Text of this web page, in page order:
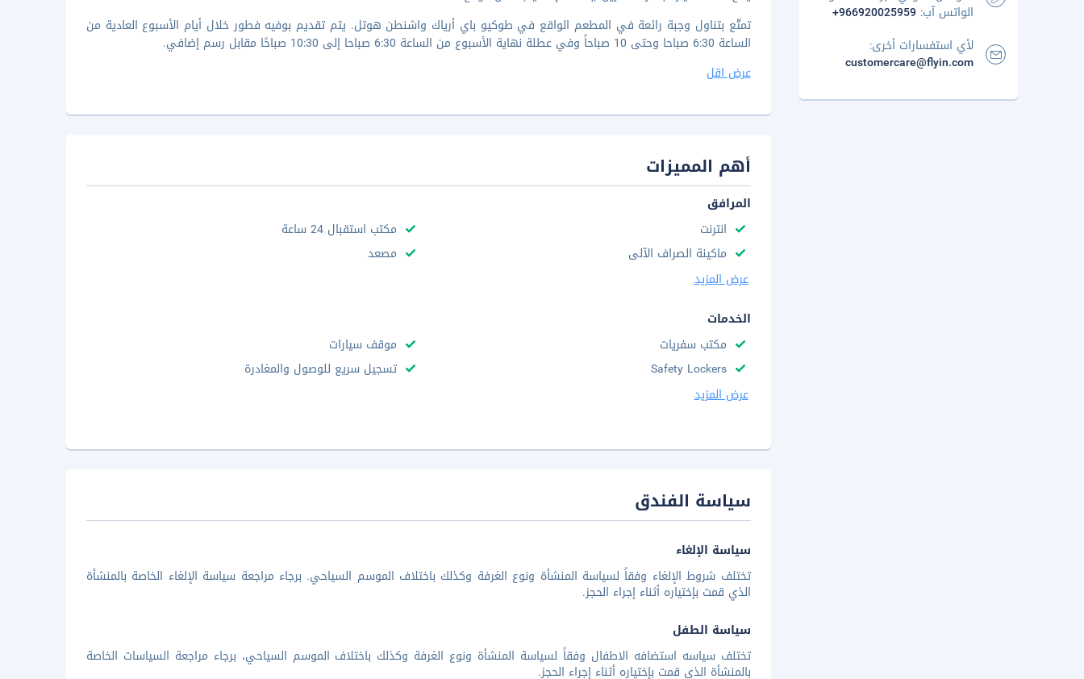
تمتّع بتناول وجبة رائعة في المطعم الواقع في طوكيو باي أرياك واشنطن هوتل. يتم تقديم بوفيه فطور خلال أيام الأسبوع العادية من
الساعة 6:30 صباحا وحتى 10 صباحاً وفي عطلة نهاية الأسبوع من الساعة 6:30 صباحا إلى 10:30 صباحًا مقابل رسم إضافي.
عرض اقل
أهم المميزات
المرافق
انترنت
مكتب استقبال 24 ساعة
ماكينة الصراف الآلى
مصعد
عرض المزيد
الخدمات
مكتب سفريات
موقف سيارات
Safety Lockers
تسجيل سريع للوصول والمغادرة
عرض المزيد
سياسة الفندق
سياسة الإلغاء
تختلف شروط الإلغاء وفقاً لسياسة المنشأة ونوع الغرفة وكذلك باختلاف الموسم السياحي. برجاء مراجعة سياسة الإلغاء الخاصة بالمنشأة
الذي قمت بإختياره أثناء إجراء الحجز.
سياسة الطفل
تختلف سياسه استضافه الاطفال وفقاً لسياسة المنشأة ونوع الغرفة وكذلك باختلاف الموسم السياحي، برجاء مراجعة السياسات الخاصة
بالمنشأة الذي قمت بإختياره أثناء إجراء الحجز.
الواتس آب: +966920025959
لأي استفسارات أخرى:
customercare@flyin.com